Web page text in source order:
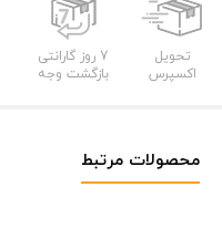
تحویل
اکسپرس
7 روز گارانتی
بازگشت وجه
محصولات مرتبط